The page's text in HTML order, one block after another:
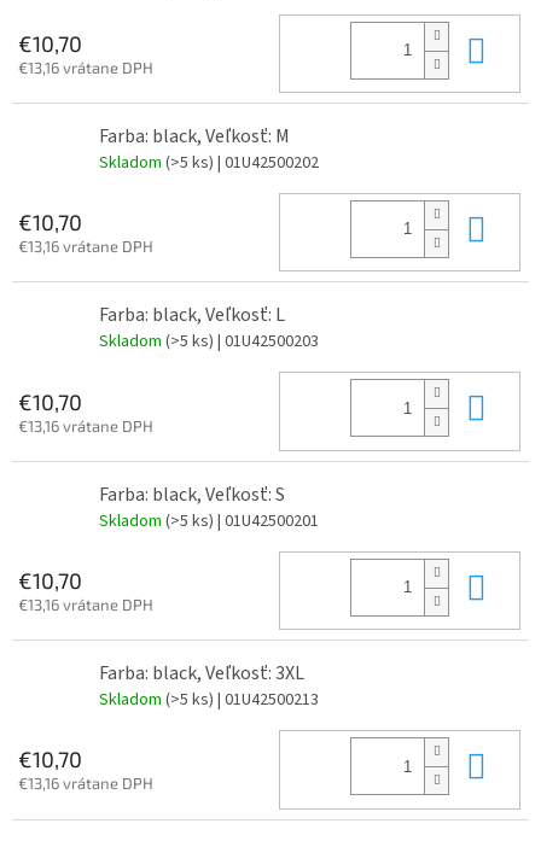
€10,70
€13,16 vrátane DPH
Farba: black, Veľkosť: M
Skladom (>5 ks) | 01U42500202
€10,70
€13,16 vrátane DPH
Farba: black, Veľkosť: L
Skladom (>5 ks) | 01U42500203
€10,70
€13,16 vrátane DPH
Farba: black, Veľkosť: S
Skladom (>5 ks) | 01U42500201
€10,70
€13,16 vrátane DPH
Farba: black, Veľkosť: 3XL
Skladom (>5 ks) | 01U42500213
€10,70
€13,16 vrátane DPH